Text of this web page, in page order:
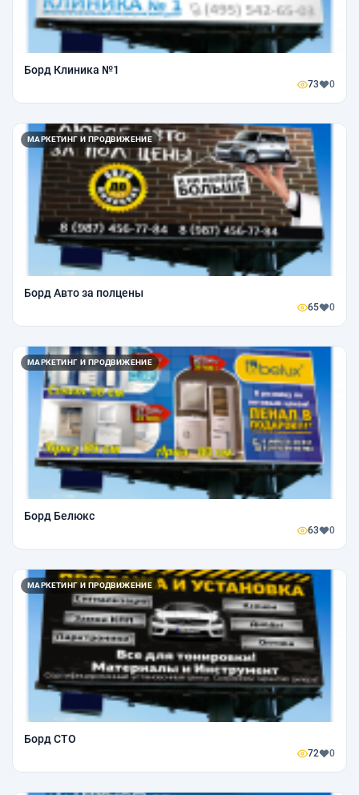
Борд Клиника №1
73 0
МАРКЕТИНГ И ПРОДВИЖЕНИЕ
Борд Авто за полцены
65 0
МАРКЕТИНГ И ПРОДВИЖЕНИЕ
Борд Белюкс
63 0
МАРКЕТИНГ И ПРОДВИЖЕНИЕ
Борд СТО
72 0